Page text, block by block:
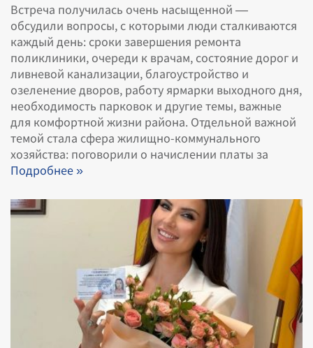
Встреча получилась очень насыщенной —
обсудили вопросы, с которыми люди сталкиваются
каждый день: сроки завершения ремонта
поликлиники, очереди к врачам, состояние дорог и
ливневой канализации, благоустройство и
озеленение дворов, работу ярмарки выходного дня,
необходимость парковок и другие темы, важные
для комфортной жизни района. Отдельной важной
темой стала сфера жилищно-коммунального
хозяйства: поговорили о начислении платы за
Подробнее »